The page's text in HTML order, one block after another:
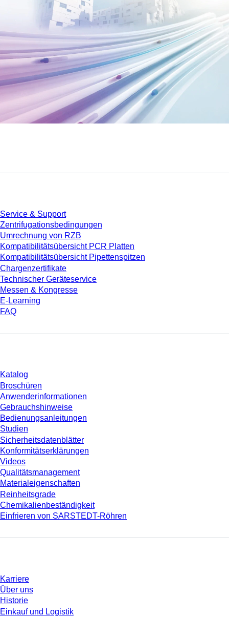
Service & Support
Zentrifugationsbedingungen
Umrechnung von RZB
Kompatibilitätsübersicht PCR Platten
Kompatibilitätsübersicht Pipettenspitzen
Chargenzertifikate
Technischer Geräteservice
Messen & Kongresse
E-Learning
FAQ
Katalog
Broschüren
Anwenderinformationen
Gebrauchshinweise
Bedienungsanleitungen
Studien
Sicherheitsdatenblätter
Konformitätserklärungen
Videos
Qualitätsmanagement
Materialeigenschaften
Reinheitsgrade
Chemikalienbeständigkeit
Einfrieren von SARSTEDT-Röhren
Karriere
Über uns
Historie
Einkauf und Logistik